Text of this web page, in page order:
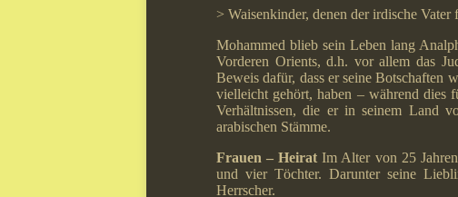
> Waisenkinder, denen der irdische
Mohammed blieb sein Leben lang
Vorderen Orients, d.h. vor allem das
Beweis dafür, dass er seine Botschaften
vielleicht gehört, haben – während dies
Verhältnissen, die er in seinem Land
arabischen Stämme.
Frauen – Heirat Im Alter von 25
und vier Töchter. Darunter seine
Herrscher.